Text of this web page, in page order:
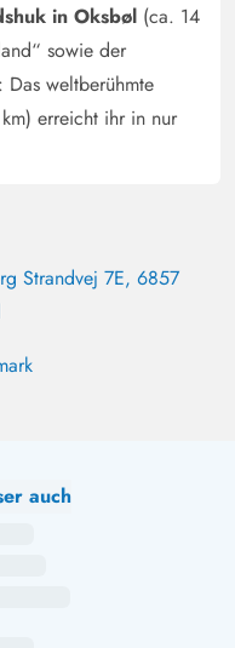
in Oksbøl (ca. 14
sowie der
weltberühmte
erreicht ihr in nur
Strandvej 7E, 6857
auch